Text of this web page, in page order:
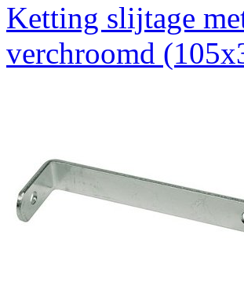
Ketting slijtage
verchroomd